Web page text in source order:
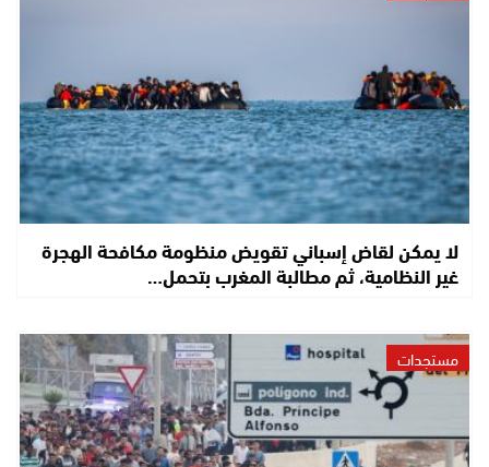
لا يمكن لقاض إسباني تقويض منظومة مكافحة الهجرة
غير النظامية، ثم مطالبة المغرب بتحمل…
مستجدات